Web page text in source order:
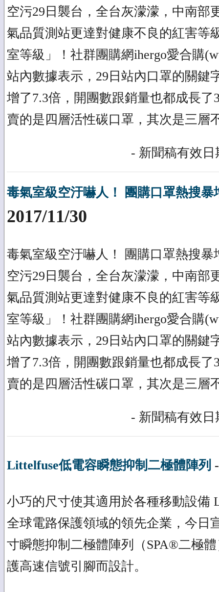
空污29日襲台，全台灰濛濛，中南部
氣品質測站更達對健康不良的紅害等
室等級」！社群團購網ihergo愛合購
站內數據表示，29日站內口罩的關鍵
增了7.3倍，開團數跟銷量也都成長
賣的是四層活性碳口罩，其次是三層
- 新聞稿有效日
毒氣室級空汙嚇人！ 團購口罩熱搜暴
2017/11/30
毒氣室級空汙嚇人！ 團購口罩熱搜暴
空污29日襲台，全台灰濛濛，中南部
氣品質測站更達對健康不良的紅害等
室等級」！社群團購網ihergo愛合購
站內數據表示，29日站內口罩的關鍵
增了7.3倍，開團數跟銷量也都成長
賣的是四層活性碳口罩，其次是三層
- 新聞稿有效日
Littelfuse低電容瞬態抑制二極體陣列
小巧的尺寸使其適用於各種移動設備
全球電路保護領域的領先企業，今日
寸瞬態抑制二極體陣列（SPA®二極
護高速信號引腳而設計。